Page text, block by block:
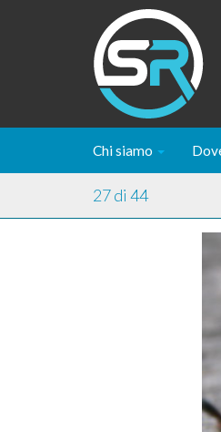
Chi siamo
27 di 44